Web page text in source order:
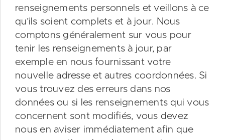
renseignements personnels et veillons à ce
qu’ils soient complets et à jour. Nous
comptons généralement sur vous pour
tenir les renseignements à jour, par
exemple en nous fournissant votre
nouvelle adresse et autres coordonnées. Si
vous trouvez des erreurs dans nos
données ou si les renseignements qui vous
concernent sont modifiés, vous devez
nous en aviser immédiatement afin que